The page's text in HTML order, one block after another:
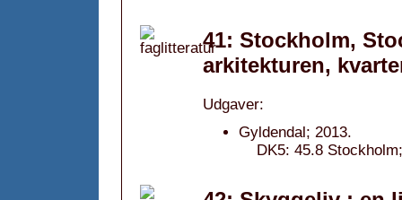
41: Stockholm,
arkitekturen,
Udgaver:
Gyldendal; 2013.
DK5: 45.8